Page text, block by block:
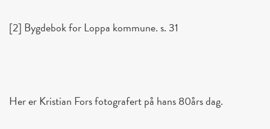
[2] Bygdebok for Loppa kommune. s. 31
Her er Kristian Fors fotografert på hans 80års dag.